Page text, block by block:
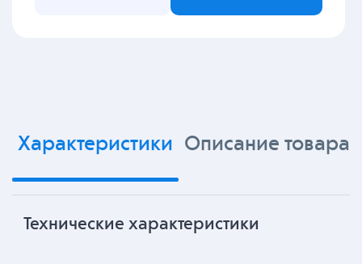
Характеристики Описание товара
Технические характеристики